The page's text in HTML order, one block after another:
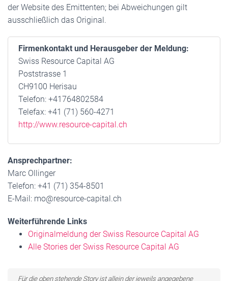
der Website des Emittenten; bei Abweichungen gilt
ausschließlich das Original.
Firmenkontakt und Herausgeber der Meldung:
Swiss Resource Capital AG
Poststrasse 1
CH9100 Herisau
Telefon: +41764802584
Telefax: +41 (71) 560-4271
http://www.resource-capital.ch
Ansprechpartner:
Marc Ollinger
Telefon: +41 (71) 354-8501
E-Mail: mo@resource-capital.ch
Weiterführende Links
Originalmeldung der Swiss Resource Capital AG
Alle Stories der Swiss Resource Capital AG
Für die oben stehende Story ist allein der jeweils angegebene